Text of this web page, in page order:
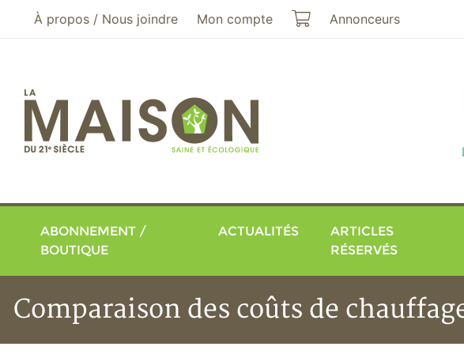
Aller au menu principal
Aller au contenu principal
À propos / Nous joindre Mon compte Mon panier
Annonceurs
ABONNEMENT /
BOUTIQUE
ACTUALITÉS
ARTICLES
RÉSERVÉS
Comparaison des coûts de